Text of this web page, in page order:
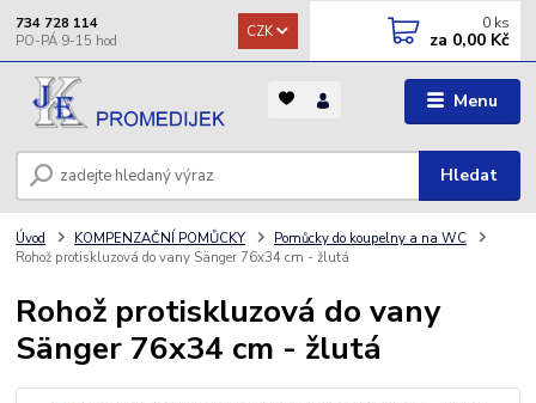
Menu
CZK
Hledat
734 728 114 0 ks
za 0,00 Kč
Úvod KOMPENZAČNÍ POMŮCKY
Pomůcky do koupelny a na WC
Rohož protiskluzová do vany Sänger 76x34 cm - žlutá
Rohož protiskluzová do vany
Sänger 76x34 cm - žlutá